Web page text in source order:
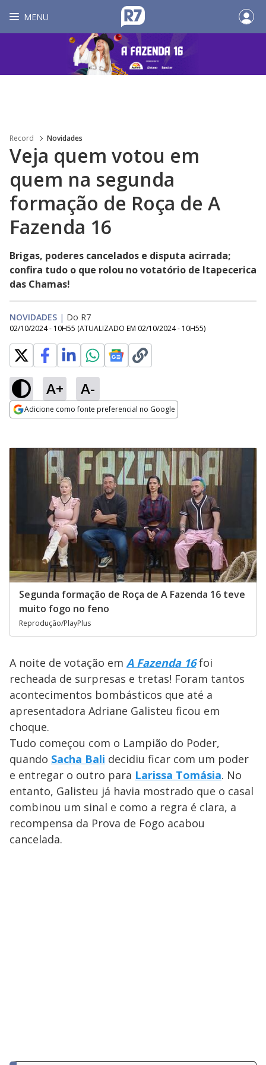
MENU
Record Novidades
Veja quem votou em
quem na segunda
formação de Roça de A
Fazenda 16
Brigas, poderes cancelados e disputa acirrada;
confira tudo o que rolou no votatório de Itapecerica
das Chamas!
NOVIDADES | Do R7
02/10/2024 - 10H55 (ATUALIZADO EM 02/10/2024 - 10H55)
A+ A-
Adicione como fonte preferencial no Google
Segunda formação de Roça de A Fazenda 16 teve
muito fogo no feno
Reprodução/PlayPlus
A noite de votação em A Fazenda 16 foi
recheada de surpresas e tretas! Foram tantos
acontecimentos bombásticos que até a
apresentadora Adriane Galisteu ficou em
choque.
Tudo começou com o Lampião do Poder,
quando Sacha Bali decidiu ficar com um poder
e entregar o outro para Larissa Tomásia. No
entanto, Galisteu já havia mostrado que o casal
combinou um sinal e como a regra é clara, a
recompensa da Prova de Fogo acabou
cancelada.